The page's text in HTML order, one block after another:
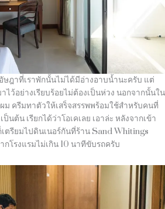
ษฎาที่เราพักนั้นไม่ได้มีอ่างอาบน้ำนะครับ แต่
ไว้อย่างเรียบร้อยไม่ต้องเป็นห่วง นอกจากนั้นใน
ม ครีมทาตัวให้เสร็จสรรพพร้อมใช้สำหรับคนที่
นต้น เรียกได้ว่าโอเคเลย เอาล่ะ หลังจากเข้า
ตรียมไปดินเนอร์กันที่ร้าน Sand Whitings
กโรงแรมไม่เกิน 10 นาทีขับรถครับ